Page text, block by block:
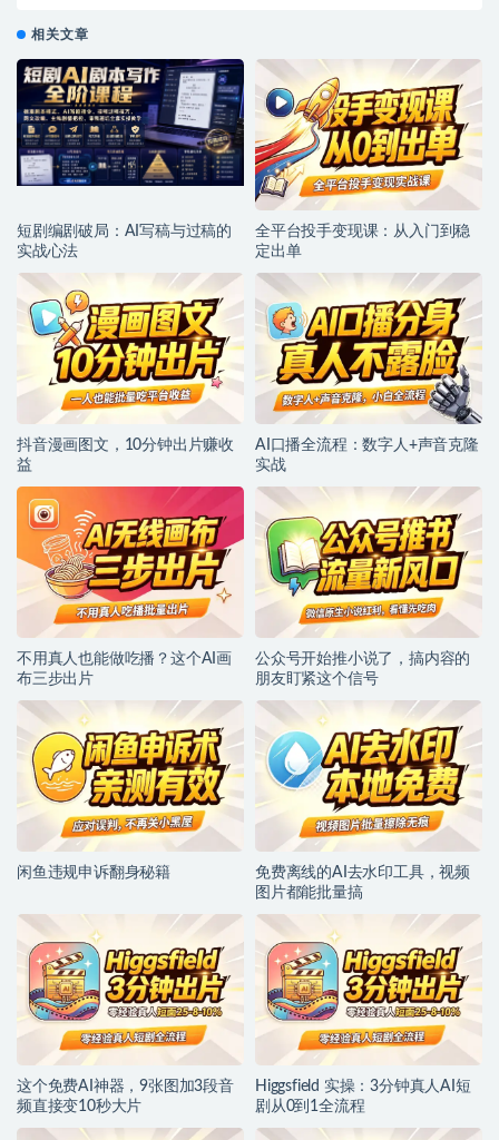
相关文章
短剧编剧破局：AI写稿与过稿的
实战心法
全平台投手变现课：从入门到稳
定出单
抖音漫画图文，10分钟出片赚收
益
AI口播全流程：数字人+声音克隆
实战
不用真人也能做吃播？这个AI画
布三步出片
公众号开始推小说了，搞内容的
朋友盯紧这个信号
闲鱼违规申诉翻身秘籍
免费离线的AI去水印工具，视频
图片都能批量搞
这个免费AI神器，9张图加3段音
频直接变10秒大片
Higgsfield 实操：3分钟真人AI短
剧从0到1全流程